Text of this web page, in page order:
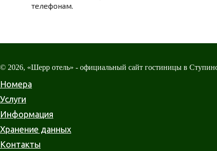
телефонам.
© 2026, «Шерр отель» - официальный сайт гостиницы в
Номера
Услуги
Информация
Хранение данных
Контакты